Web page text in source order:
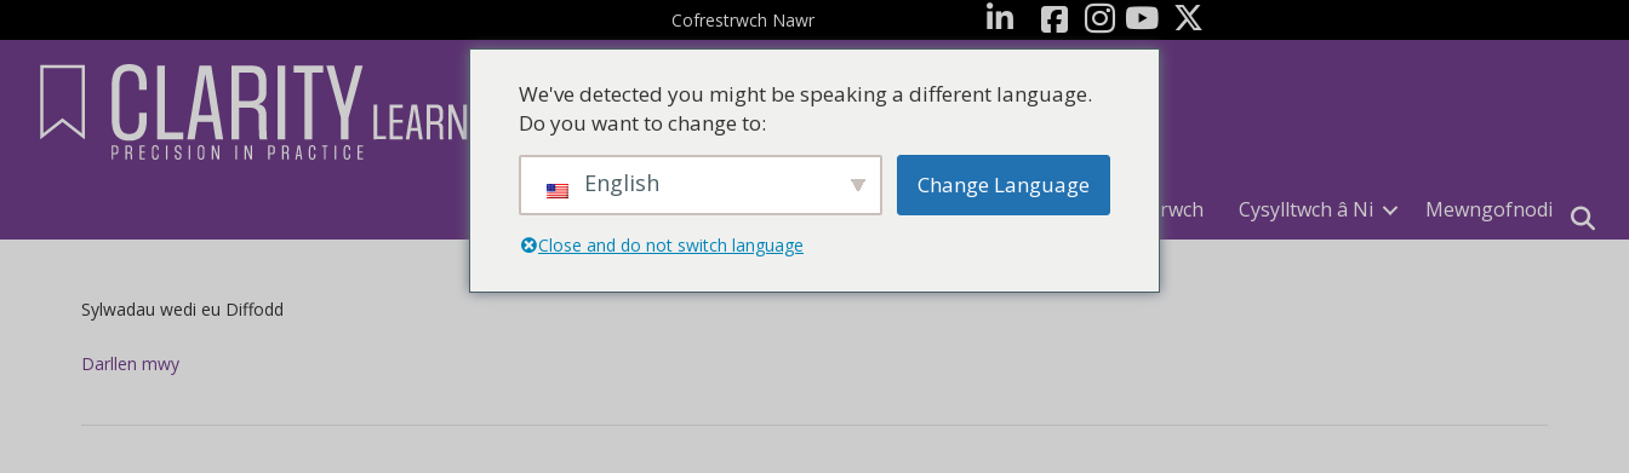
Cofrestrwch Nawr LinkedInfacebook YouTube
Adnoddau Ystafelloedd Dysgu Cofrestrwch Cysylltwch â Ni Mewngofnodi
Sylwadau wedi eu Diffodd
Darllen mwy
We've detected you might be speaking a different language.
Do you want to change to:
English Change Language
Close and do not switch language